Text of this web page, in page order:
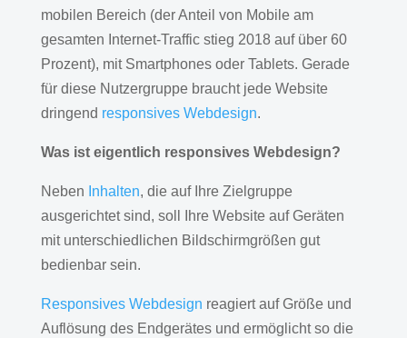
mobilen Bereich (der Anteil von Mobile am
gesamten Internet-Traffic stieg 2018 auf über 60
Prozent), mit Smartphones oder Tablets. Gerade
für diese Nutzergruppe braucht jede Website
dringend responsives Webdesign.
Was ist eigentlich responsives Webdesign?
Neben Inhalten, die auf Ihre Zielgruppe
ausgerichtet sind, soll Ihre Website auf Geräten
mit unterschiedlichen Bildschirmgrößen gut
bedienbar sein.
Responsives Webdesign reagiert auf Größe und
Auflösung des Endgerätes und ermöglicht so die